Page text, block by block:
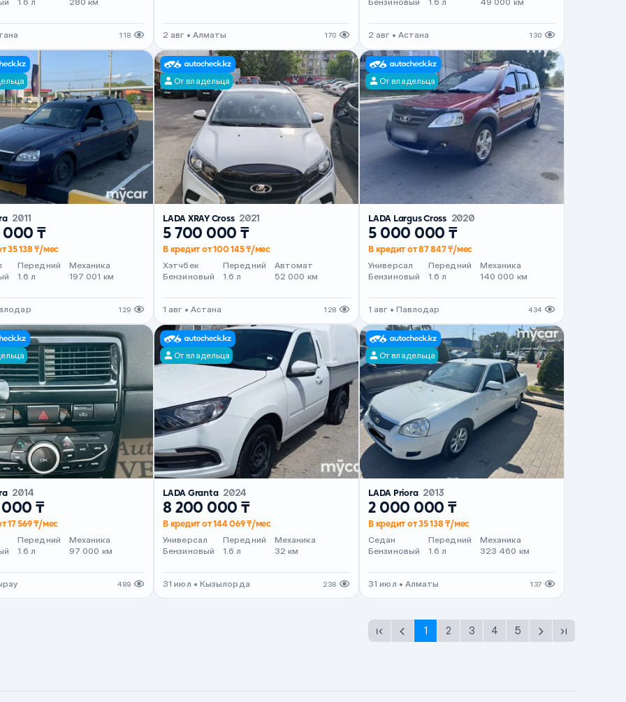
118 2 авг • Алматы 170 2 авг • Астана 130
2011
₸
35 138 ₸/мес
Передний
1.6 л
Механика
197 001 км
129
От владельца
LADA XRAY Cross 2021
5 700 000 ₸
В кредит от 100 145 ₸/мес
Хэтчбек
Бензиновый
Передний
1.6 л
Автомат
52 000 км
1 авг • Астана 128
От владельца
LADA Largus Cross 2020
5 000 000 ₸
В кредит от 87 847 ₸/мес
Универсал
Бензиновый
Передний
1.6 л
Механика
140 000 км
1 авг • Павлодар 434
2014
₸
17 569 ₸/мес
Передний
1.6 л
Механика
97 000 км
489
От владельца
LADA Granta 2024
8 200 000 ₸
В кредит от 144 069 ₸/мес
Универсал
Бензиновый
Передний
1.6 л
Механика
32 км
31 июл • Кызылорда 238
От владельца
LADA Priora 2013
2 000 000 ₸
В кредит от 35 138 ₸/мес
Седан
Бензиновый
Передний
1.6 л
Механика
323 460 км
31 июл • Алматы 137
1 2 3 4 5